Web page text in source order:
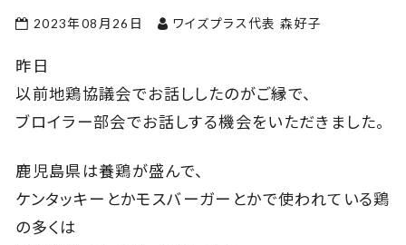
2023年08月26日 ワイズプラス代表 森好子
昨日
以前地鶏協議会でお話ししたのがご縁で、
ブロイラー部会でお話しする機会をいただきました。
鹿児島県は養鶏が盛んで、
ケンタッキーとかモスバーガーとかで使われている鶏
の多くは